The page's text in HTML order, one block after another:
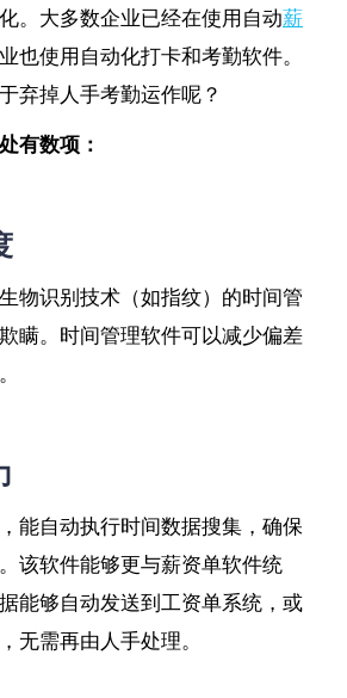
。大多数企业已经在使用自动薪
也使用自动化打卡和考勤软件。
弃掉人手考勤运作呢？
有数项：
物识别技术（如指纹）的时间管
瞒。时间管理软件可以减少偏差
能自动执行时间数据搜集，确保
该软件能够更与薪资单软件统
能够自动发送到工资单系统，或
无需再由人手处理。